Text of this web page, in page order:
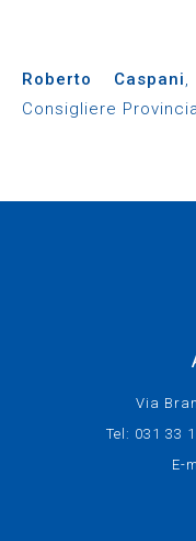
Roberto Caspani,
Consigliere
Via
Tel: 031 33
E-